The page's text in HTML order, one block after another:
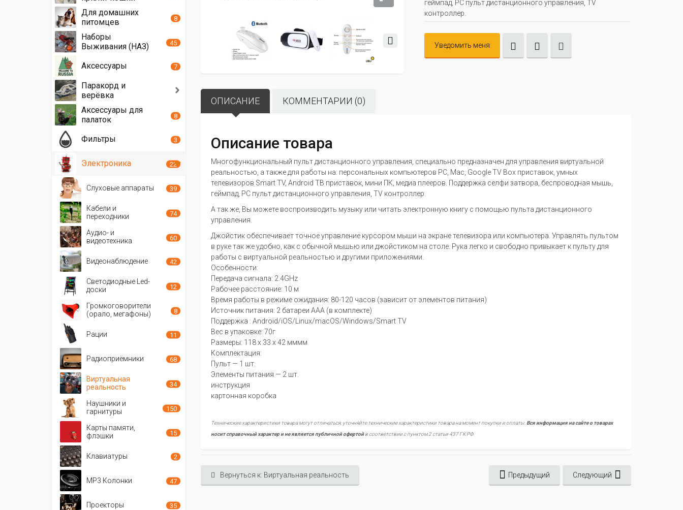
геймпад, PC пульт дистанционного управления, TV
контроллер.
Уведомить меня
ОПИСАНИЕ КОММЕНТАРИИ (0)
Описание товара
Многофункциональный пульт дистанционного управления, специально предназначен для управления виртуальной
реальностью, а также для работы на: персональных компьютеров PC, Mac, Google TV Box приставок, умных
телевизоров Smart TV, Android ТВ приставок, мини ПК, медиа плееров. Поддержка селфи затвора, беспроводная мышь,
геймпад, PC пульт дистанционного управления, TV контроллер.
А так же, Вы можете воспроизводить музыку или читать электронную книгу с помощью пульта дистанционного
управления.
Джойстик обеспечивает точное управление курсором мыши на экране телевизора или компьютера. Управлять пультом
в руке так же удобно, как с обычной мышью или джойстиком на столе. Рука легко и свободно привыкает к пульту для
работы с виртуальной реальностью и другими приложениями.
Особенности:
Передача сигнала: 2.4GHz
Рабочее расстояние: 10 м
Время работы в режиме ожидания: 80-120 часов (зависит от элементов питания)
Источник питания: 2 батареи AAA (в комплекте)
Поддержка : Android/iOS/Linux/macOS/Windows/Smart TV
Вес в упаковке: 70г
Размеры: 118 х 33 х 42 мммм
Комплектация:
Пульт — 1 шт.
Элементы питания — 2 шт.
инструкция
картонная коробка
Технические характеристики товара могут отличаться, уточняйте технические характеристики товара на момент покупки и оплаты. Вся информация на сайте о товарах
носит справочный характер и не является публичной офертойв соответствии с пунктом 2 статьи 437 ГК РФ.
Вернуться к: Виртуальная реальность Предыдущий Следующий
Для домашних
питомцев
8
Наборы
Выживания (НАЗ)
45
Аксессуары 7
Паракорд и
верёвка
Аксессуары для
палаток
8
Фильтры 3
Электроника 22
Слуховые аппараты 39
Кабели и
переходники
74
Аудио- и
видеотехника
60
Видеонаблюдение 42
Светодиодные Led-
доски
12
Громкоговорители
(орало, мегафоны)
8
Рации 11
Радиоприёмники 68
Виртуальная
реальность
34
Наушники и
гарнитуры
150
Карты памяти,
флэшки
15
Клавиатуры 2
MP3 Колонки 47
Проекторы 35